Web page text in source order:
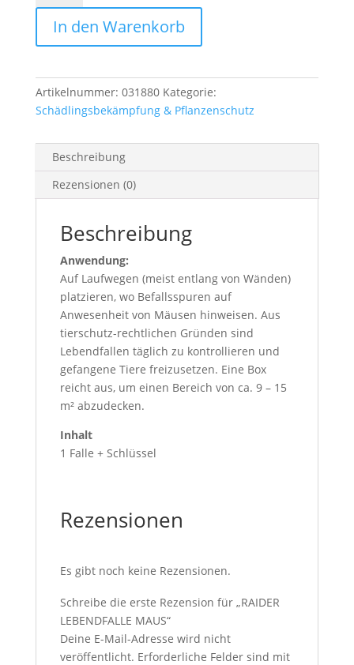
MAUS
MengeIn den Warenkorb
Artikelnummer: 031880 Kategorie:
Schädlingsbekämpfung & Pflanzenschutz
Beschreibung
Rezensionen (0)
Beschreibung
Anwendung:
Auf Laufwegen (meist entlang von Wänden)
platzieren, wo Befallsspuren auf
Anwesenheit von Mäusen hinweisen. Aus
tierschutz-rechtlichen Gründen sind
Lebendfallen täglich zu kontrollieren und
gefangene Tiere freizusetzen. Eine Box
reicht aus, um einen Bereich von ca. 9 – 15
m² abzudecken.
Inhalt
1 Falle + Schlüssel
Rezensionen
Es gibt noch keine Rezensionen.
Schreibe die erste Rezension für „RAIDER
LEBENDFALLE MAUS“
Deine E-Mail-Adresse wird nicht
veröffentlicht. Erforderliche Felder sind mit